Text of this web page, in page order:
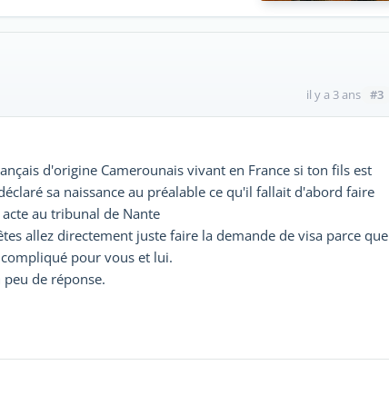
il y a 3 ans #3
d'origine Camerounais vivant en France si ton fils est
sa naissance au préalable ce qu'il fallait d'abord faire
au tribunal de Nante
allez directement juste faire la demande de visa parce que
pour vous et lui.
de réponse.